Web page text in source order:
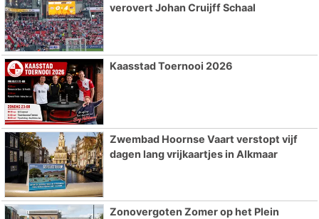
verovert Johan Cruijff Schaal
Kaasstad Toernooi 2026
Zwembad Hoornse Vaart verstopt vijf
dagen lang vrijkaartjes in Alkmaar
Zonovergoten Zomer op het Plein